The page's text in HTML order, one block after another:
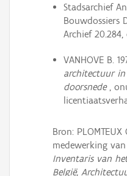
Stadsarchief
Bouwdossiers
Archief 20.284,
VANHOVE B.
architectuur in
doorsnede ,
Bron: PLOMTEUX
medewerking van
Inventaris van
België,